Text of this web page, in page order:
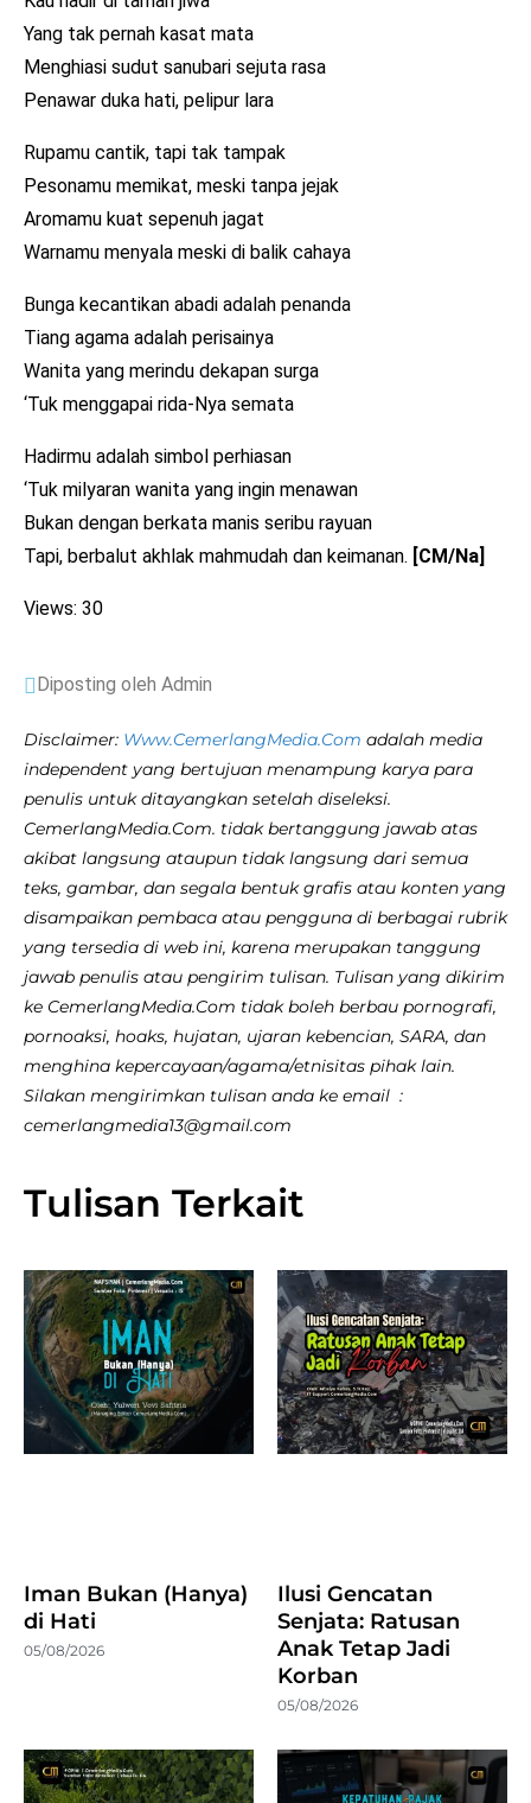
Yang tak pernah kasat mata
Menghiasi sudut sanubari sejuta rasa
Penawar duka hati, pelipur lara
Rupamu cantik, tapi tak tampak
Pesonamu memikat, meski tanpa jejak
Aromamu kuat sepenuh jagat
Warnamu menyala meski di balik cahaya
Bunga kecantikan abadi adalah penanda
Tiang agama adalah perisainya
Wanita yang merindu dekapan surga
‘Tuk menggapai rida-Nya semata
Hadirmu adalah simbol perhiasan
‘Tuk milyaran wanita yang ingin menawan
Bukan dengan berkata manis seribu rayuan
Tapi, berbalut akhlak mahmudah dan keimanan. [CM/Na]
Views: 30
Diposting oleh Admin
Disclaimer: Www.CemerlangMedia.Com adalah media
independent yang bertujuan menampung karya para
penulis untuk ditayangkan setelah diseleksi.
CemerlangMedia.Com. tidak bertanggung jawab atas
akibat langsung ataupun tidak langsung dari semua
teks, gambar, dan segala bentuk grafis atau konten yang
disampaikan pembaca atau pengguna di berbagai rubrik
yang tersedia di web ini, karena merupakan tanggung
jawab penulis atau pengirim tulisan. Tulisan yang dikirim
ke CemerlangMedia.Com tidak boleh berbau pornografi,
pornoaksi, hoaks, hujatan, ujaran kebencian, SARA, dan
menghina kepercayaan/agama/etnisitas pihak lain.
Silakan mengirimkan tulisan anda ke email :
cemerlangmedia13@gmail.com
Tulisan Terkait
Iman Bukan (Hanya)
di Hati
05/08/2026
Ilusi Gencatan
Senjata: Ratusan
Anak Tetap Jadi
Korban
05/08/2026